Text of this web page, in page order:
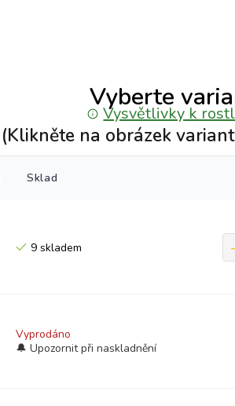
Vyberte
Vysvětlivky k
(Klikněte na obrázek
Sklad
9 skladem
Vyprodáno